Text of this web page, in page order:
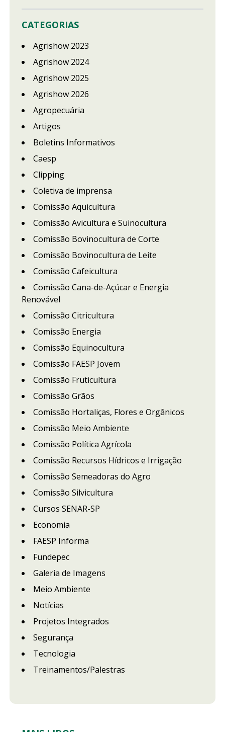
CATEGORIAS
Agrishow 2023
Agrishow 2024
Agrishow 2025
Agrishow 2026
Agropecuária
Artigos
Boletins Informativos
Caesp
Clipping
Coletiva de imprensa
Comissão Aquicultura
Comissão Avicultura e Suinocultura
Comissão Bovinocultura de Corte
Comissão Bovinocultura de Leite
Comissão Cafeicultura
Comissão Cana-de-Açúcar e Energia
Renovável
Comissão Citricultura
Comissão Energia
Comissão Equinocultura
Comissão FAESP Jovem
Comissão Fruticultura
Comissão Grãos
Comissão Hortaliças, Flores e Orgânicos
Comissão Meio Ambiente
Comissão Política Agrícola
Comissão Recursos Hídricos e Irrigação
Comissão Semeadoras do Agro
Comissão Silvicultura
Cursos SENAR-SP
Economia
FAESP Informa
Fundepec
Galeria de Imagens
Meio Ambiente
Notícias
Projetos Integrados
Segurança
Tecnologia
Treinamentos/Palestras